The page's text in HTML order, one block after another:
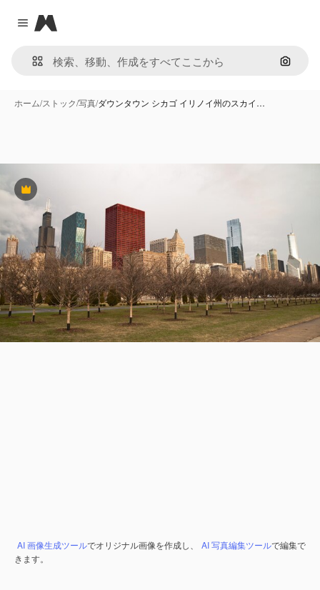
Close menu
Magnific
画像で
ホーム/ストック/写真/ダウンタウン シカゴ イリノイ州のスカイ…
Premium
AI 画像生成ツールでオリジナル画像を作成し、 AI 写真編集ツールで編集で
きます。